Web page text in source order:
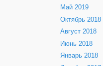
Май 2019
Октябрь 2018
Август 2018
Июнь 2018
Январь 2018